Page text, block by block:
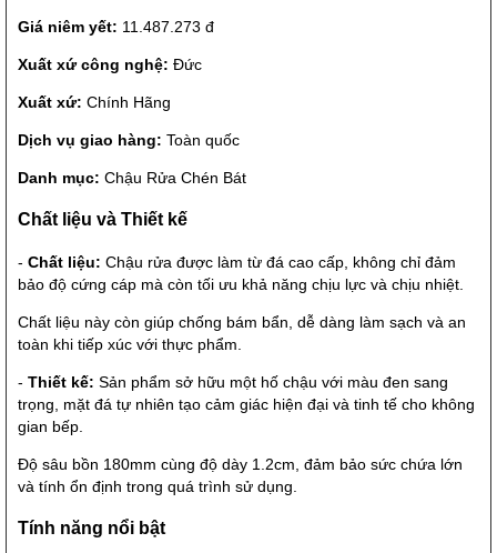
Giá niêm yết: 11.487.273 đ
Xuất xứ công nghệ: Đức
Xuất xứ: Chính Hãng
Dịch vụ giao hàng: Toàn quốc
Danh mục: Chậu Rửa Chén Bát
Chất liệu và Thiết kế
- Chất liệu: Chậu rửa được làm từ đá cao cấp, không chỉ đảm
bảo độ cứng cáp mà còn tối ưu khả năng chịu lực và chịu nhiệt.
Chất liệu này còn giúp chống bám bẩn, dễ dàng làm sạch và an
toàn khi tiếp xúc với thực phẩm.
- Thiết kế: Sản phẩm sở hữu một hố chậu với màu đen sang
trọng, mặt đá tự nhiên tạo cảm giác hiện đại và tinh tế cho không
gian bếp.
Độ sâu bồn 180mm cùng độ dày 1.2cm, đảm bảo sức chứa lớn
và tính ổn định trong quá trình sử dụng.
Tính năng nổi bật